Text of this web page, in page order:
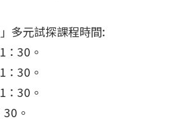
多元試探課程時間:
30。
30。
30。
。